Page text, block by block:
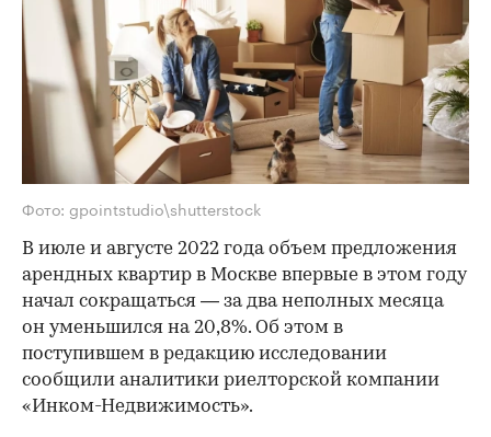
Фото: gpointstudio\shutterstock
В июле и августе 2022 года объем предложения
арендных квартир в Москве впервые в этом году
начал сокращаться — за два неполных месяца
он уменьшился на 20,8%. Об этом в
поступившем в редакцию исследовании
сообщили аналитики риелторской компании
«Инком-Недвижимость».